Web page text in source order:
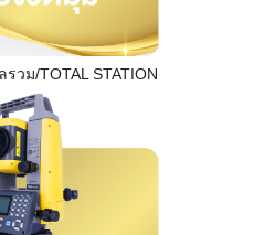
วม/TOTAL STATION